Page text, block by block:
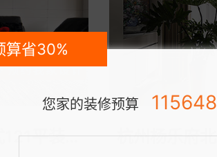
杨乐府北区装修 现代意式121平装修案例分享
算省30%
您家的装修预算 132483